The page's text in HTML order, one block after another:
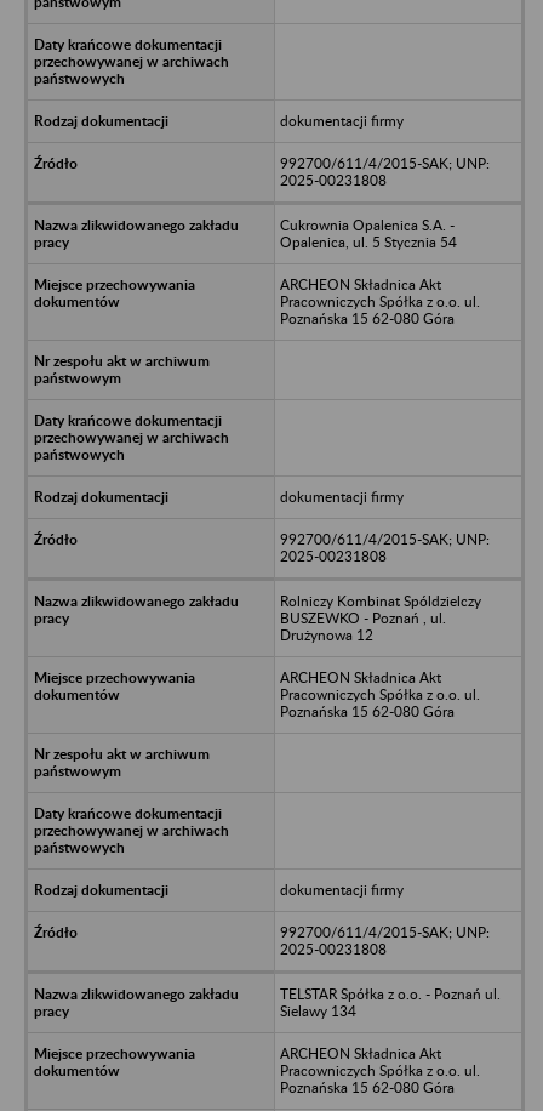
dokumentacji firmy
992700/611/4/2015-SAK; UNP:
2025-00231808
Cukrownia Opalenica S.A. -
Opalenica, ul. 5 Stycznia 54
ARCHEON Składnica Akt
Pracowniczych Spółka z o.o. ul.
Poznańska 15 62-080 Góra
dokumentacji firmy
992700/611/4/2015-SAK; UNP:
2025-00231808
Rolniczy Kombinat Spóldzielczy
BUSZEWKO - Poznań , ul.
Drużynowa 12
ARCHEON Składnica Akt
Pracowniczych Spółka z o.o. ul.
Poznańska 15 62-080 Góra
dokumentacji firmy
992700/611/4/2015-SAK; UNP:
2025-00231808
TELSTAR Spółka z o.o. - Poznań ul.
Sielawy 134
ARCHEON Składnica Akt
Pracowniczych Spółka z o.o. ul.
Poznańska 15 62-080 Góra